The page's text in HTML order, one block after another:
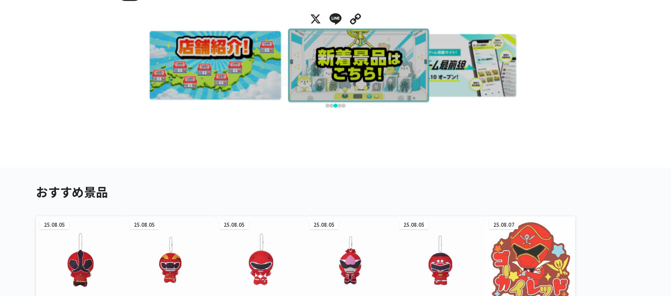
X Line
おすすめ景品
25.08.05 25.08.05 25.08.05 25.08.05 25.08.05 25.08.07